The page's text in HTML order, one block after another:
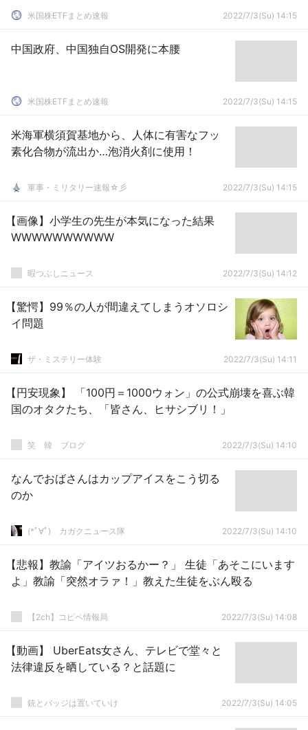
米国株ETFまとめ速報 2022/7/3(Su) 14:15
中国政府、中国独自OS開発に本腰
米国株ETFまとめ速報 2022/7/3(Su) 14:15
米海軍横須賀基地から、人体に有害なフッ
素化合物が流出か…泡消火剤に使用！
軍事・ミリタリー速報☆彡 2022/7/3(Su) 14:15
【画像】小学生の先生が本気になった結果
WWWWWWWWWW
暇つぶしニュース 2022/7/3(Su) 14:12
【驚愕】99％の人が間違えてしまうオソロシ
イ問題
ザ・ミステリー体験 2022/7/3(Su) 14:11
【円安現象】 「100円＝1000ウォン」の公式崩壊を喜ぶ韓
国のオタクたち、「皆さん、ヒサシブリ！」
笑 韓 ブログ 2022/7/3(Su) 14:10
なんでおばさんはカップアイスをこう切る
のか
(*ﾟ∀ﾟ)ゞカガクニュース隊 2022/7/3(Su) 14:10
【悲報】教諭「アイツおるかー？」 生徒「あそこにいます
よ」教諭「突然オラァ！」教えた生徒をぶん殴る
【2ch】コピペ情報局 2022/7/3(Su) 14:08
【動画】 UberEats女さん、テレビで堂々と
法律違反を晒している？と話題に
銃とバッジは置いていけ 2022/7/3(Su) 14:05